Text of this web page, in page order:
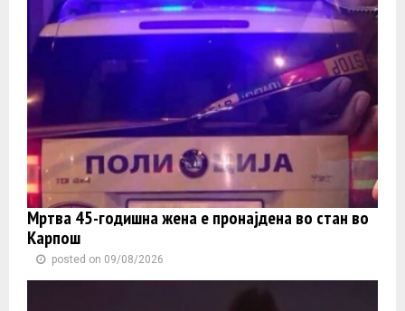
Мртва 45-годишна жена е пронајдена во стан во
Карпош
posted on 09/08/2026